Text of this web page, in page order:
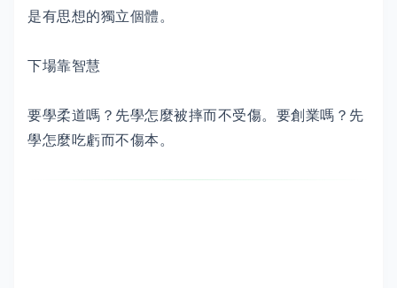
是有思想的獨立個體。
下場靠智慧
要學柔道嗎？先學怎麼被摔而不受傷。要創業嗎？先
學怎麼吃虧而不傷本。